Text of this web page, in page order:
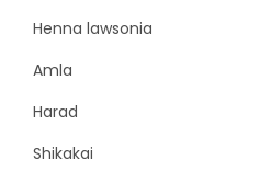
Henna lawsonia
Amla
Harad
Shikakai